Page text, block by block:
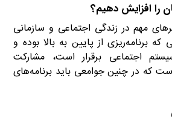
را افزایش دهیم؟
مهم در زندگی اجتماعی و سازمانی
برنامه‌ریزی از پایین به بالا بوده و
اجتماعی برقرار است، مشارکت
که در چنین جوامعی باید برنامه‌های